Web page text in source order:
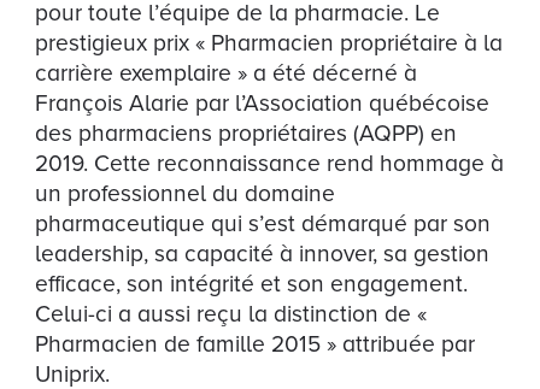
pour toute l’équipe de la pharmacie. Le
prestigieux prix « Pharmacien propriétaire à la
carrière exemplaire » a été décerné à
François Alarie par l’Association québécoise
des pharmaciens propriétaires (AQPP) en
2019. Cette reconnaissance rend hommage à
un professionnel du domaine
pharmaceutique qui s’est démarqué par son
leadership, sa capacité à innover, sa gestion
efficace, son intégrité et son engagement.
Celui-ci a aussi reçu la distinction de «
Pharmacien de famille 2015 » attribuée par
Uniprix.